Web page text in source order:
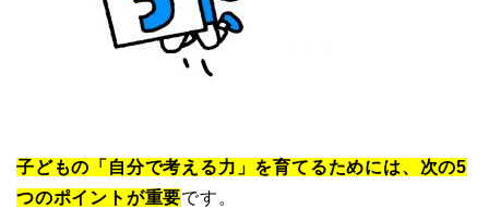
子どもの「自分で考える力」を育てるためには、次の5
つのポイントが重要です。